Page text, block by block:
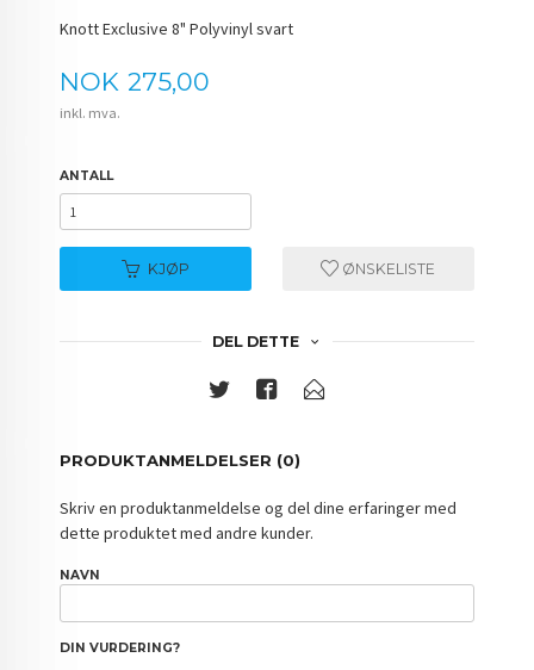
Knott Exclusive 8" Polyvinyl svart
Pris
NOK 275,00
inkl. mva.
ANTALL
KJØP ØNSKELISTE
DEL DETTE
PRODUKTANMELDELSER (0)
Skriv en produktanmeldelse og del dine erfaringer med
dette produktet med andre kunder.
NAVN
DIN VURDERING?